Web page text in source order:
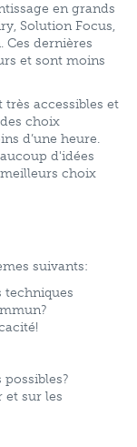
en grands
Solution Focus,
Ces dernières
et sont moins
accessibles et
choix
d’une heure.
d'idées
choix
suivants:
techniques
et sur les